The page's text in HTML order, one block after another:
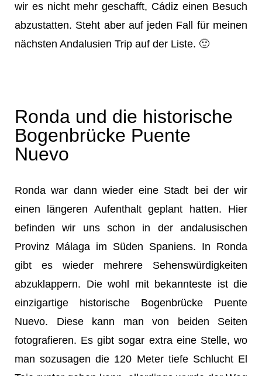
wir es nicht mehr geschafft, Cádiz einen Besuch
abzustatten. Steht aber auf jeden Fall für meinen
nächsten Andalusien Trip auf der Liste. 🙂
Ronda und die historische
Bogenbrücke Puente
Nuevo
Ronda war dann wieder eine Stadt bei der wir
einen längeren Aufenthalt geplant hatten. Hier
befinden wir uns schon in der andalusischen
Provinz Málaga im Süden Spaniens. In Ronda
gibt es wieder mehrere Sehenswürdigkeiten
abzuklappern. Die wohl mit bekannteste ist die
einzigartige historische Bogenbrücke Puente
Nuevo. Diese kann man von beiden Seiten
fotografieren. Es gibt sogar extra eine Stelle, wo
man sozusagen die 120 Meter tiefe Schlucht El